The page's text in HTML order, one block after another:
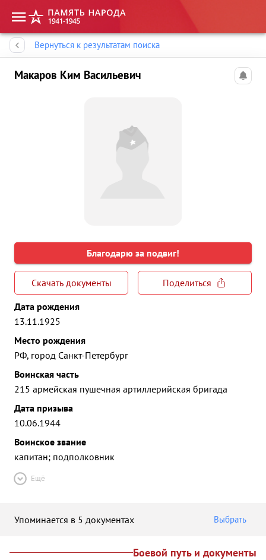
Вернуться к результатам поиска
Макаров Ким Васильевич
Благодарю за подвиг!
Скачать документы
Поделиться
Дата рождения
13.11.1925
Место рождения
РФ, город Санкт-Петербург
Воинская часть
215 армейская пушечная артиллерийская бригада
Дата призыва
10.06.1944
Воинское звание
капитан; подполковник
Ещё
Упоминается в 5 документах Выбрать
Боевой путь и документы
Память народа